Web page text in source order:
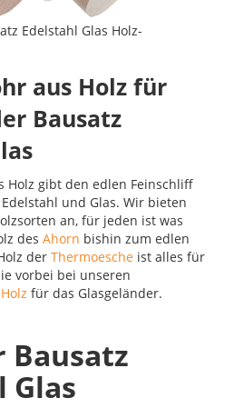
Edelstahl Glas Holz-
aus Holz für
Bausatz
Holz gibt den edlen Feinschliff
und Glas. Wir bieten
an, für jeden ist was
des Ahorn bishin zum edlen
der Thermoesche ist alles für
vorbei bei unseren
für das Glasgeländer.
Bausatz
Glas